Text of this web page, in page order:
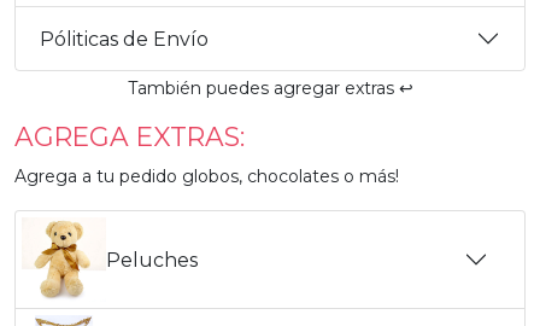
Póliticas de Envío
También puedes agregar extras ↩️
AGREGA EXTRAS:
Agrega a tu pedido globos, chocolates o más!
Peluches